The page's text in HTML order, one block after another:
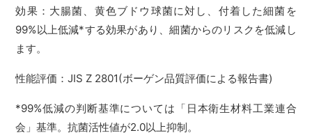
効果：大腸菌、黄色ブドウ球菌に対し、付着した細菌を
99%以上低減*する効果があり、細菌からのリスクを低減し
ます。
性能評価：JIS Z 2801(ボーゲン品質評価による報告書)
*99%低減の判断基準については「日本衛生材料工業連合
会」基準。抗菌活性値が2.0以上抑制。